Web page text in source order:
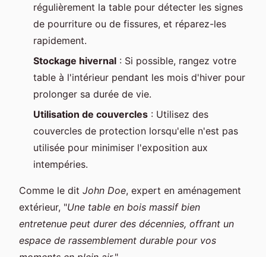
régulièrement la table pour détecter les signes
de pourriture ou de fissures, et réparez-les
rapidement.
Stockage hivernal : Si possible, rangez votre
table à l'intérieur pendant les mois d'hiver pour
prolonger sa durée de vie.
Utilisation de couvercles : Utilisez des
couvercles de protection lorsqu'elle n'est pas
utilisée pour minimiser l'exposition aux
intempéries.
Comme le dit John Doe, expert en aménagement
extérieur, "Une table en bois massif bien
entretenue peut durer des décennies, offrant un
espace de rassemblement durable pour vos